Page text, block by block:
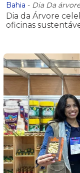
Bahia - Dia Da árvore
Dia da Árvore
oficinas